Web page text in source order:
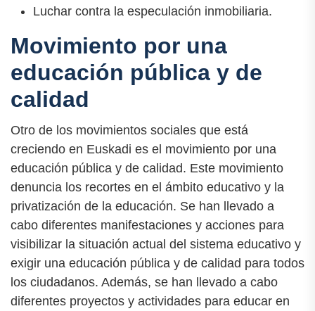
Luchar contra la especulación inmobiliaria.
Movimiento por una
educación pública y de
calidad
Otro de los movimientos sociales que está
creciendo en Euskadi es el movimiento por una
educación pública y de calidad. Este movimiento
denuncia los recortes en el ámbito educativo y la
privatización de la educación. Se han llevado a
cabo diferentes manifestaciones y acciones para
visibilizar la situación actual del sistema educativo y
exigir una educación pública y de calidad para todos
los ciudadanos. Además, se han llevado a cabo
diferentes proyectos y actividades para educar en